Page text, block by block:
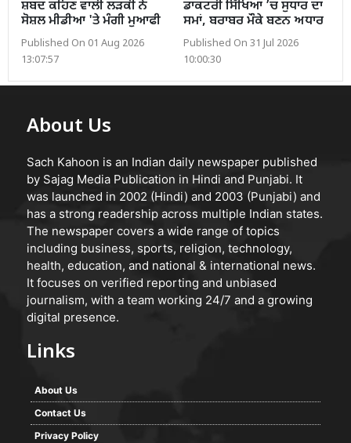
ਸ਼ਬਦ ਕਹਿਣ ਵਾਲੀ ਲੜਕੀ ਨੇ
ਸੋਸ਼ਲ ਮੀਡੀਆ 'ਤੇ ਮੰਗੀ ਮੁਆਫੀ
Published On 01 Aug 2026
13:07:57
ਡਾਕਟਰੀ ਸਿੱਖਿਆ ’ਚ ਸੁਧਾਰ ਦਾ
ਸਮਾਂ, ਬਰਾਬਰ ਮੌਕੇ ਬਣਨ ਅਧਾਰ
Published On 31 Jul 2026
10:00:30
About Us
Sach Kahoon is an Indian daily newspaper published
by Sajag Media Publication in Hindi and Punjabi. It
was launched in 2002 (Hindi) and 2003 (Punjabi) and
has a strong readership across multiple Indian states.
The newspaper covers a wide range of topics
including business, sports, religion, technology,
health, education, and national & international news.
It focuses on verified reporting and unbiased
journalism, with a team working 24/7 and a growing
digital presence.
Links
About Us
Contact Us
Privacy Policy